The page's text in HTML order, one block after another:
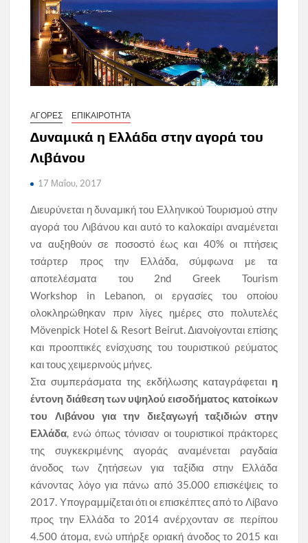
ΑΓΟΡΕΣ ΕΠΙΚΑΙΡΟΤΗΤΑ
Δυναμικά η Ελλάδα στην αγορά του
Λιβάνου
17 Μαΐου, 2017
Διευρύνεται η δυναμική του Ελληνικού Τουρισμού στην
αγορά του Λιβάνου και αυτό το καλοκαίρι αναμένεται
να αυξηθούν σε ποσοστό έως και 40% οι πτήσεις
τσάρτερ προς την Ελλάδα, σύμφωνα με τα
αποτελέσματα του 2nd Greek Tourism
Workshop in Lebanon, οι εργασίες του οποίου
ολοκληρώθηκαν πριν λίγες ημέρες στο πολυτελές
Mövenpick Hotel & Resort Beirut. Διανοίγονται επίσης
και προοπτικές ενίσχυσης του τουριστικού ρεύματος
και τους χειμερινούς μήνες.
Στα συμπεράσματα της εκδήλωσης καταγράφεται η
έντονη διάθεση των υψηλού εισοδήματος κατοίκων
του Λιβάνου για την διεξαγωγή ταξιδιών στην
Ελλάδα, ενώ όπως τόνισαν οι τουριστικοί πράκτορες
της συγκεκριμένης αγοράς αναμένεται ραγδαία
άνοδος των ζητήσεων για ταξίδια στην Ελλάδα
κάνοντας λόγο για πάνω από 35.000 επισκέψεις το
2017. Υπογραμμίζεται ότι οι επισκέπτες από το Λίβανο
προς την Ελλάδα το 2014 ανέρχονταν σε περίπου
4.500 άτομα, ενώ υπήρξε οριακή άνοδος το 2015 και